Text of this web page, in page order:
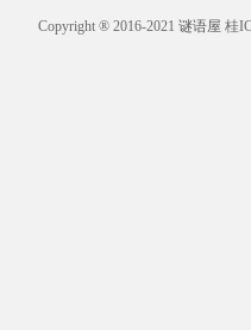
Copyright ® 2016-2021 谜语屋 桂